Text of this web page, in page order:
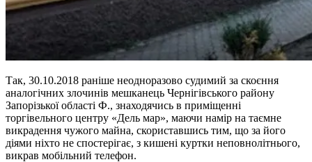
Так, 30.10.2018 раніше неодноразово судимий за скоєння
аналогічних злочинів мешканець Чернігівського району
Запорізької області Ф., знаходячись в приміщенні
торгівельного центру «Дель мар», маючи намір на таємне
викрадення чужого майна, скориставшись тим, що за його
діями ніхто не спостерігає, з кишені куртки неповнолітнього,
викрав мобільний телефон.